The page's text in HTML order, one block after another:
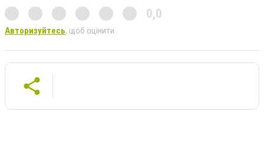
0,0
Авторизуйтесь, щоб оцінити